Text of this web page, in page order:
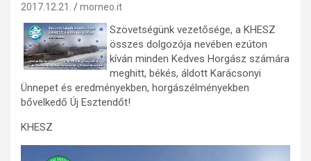
2017.12.21. morneo.it
Szövetségünk vezetősége, a KHESZ
összes dolgozója nevében ezúton
kíván minden Kedves Horgász számára
meghitt, békés, áldott Karácsonyi
Ünnepet és eredményekben, horgászélményekben
bővelkedő Új Esztendőt!
KHESZ